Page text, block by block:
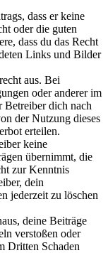
dass er keine
oder die guten
dass du das Recht
Links und Bilder
aus. Bei
oder anderer im
Betreiber dich nach
der Nutzung dieses
erteilen.
keine
übernimmt, die
zur Kenntnis
dein
jederzeit zu löschen
deine Beiträge
verstoßen oder
Dritten Schaden